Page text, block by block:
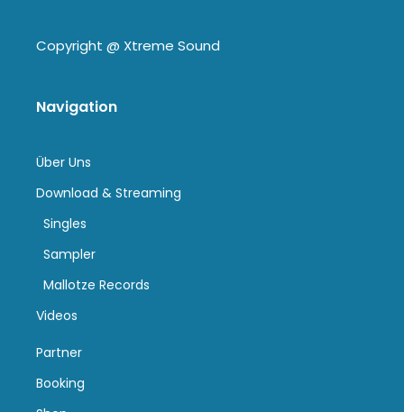
Copyright @ Xtreme Sound
Navigation
Über Uns
Download & Streaming
Singles
Sampler
Mallotze Records
Videos
Partner
Booking